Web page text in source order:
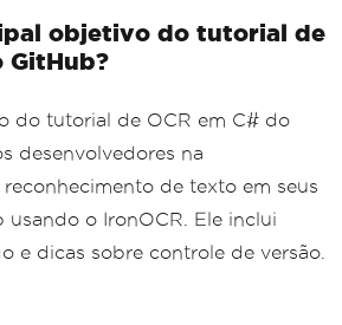
objetivo do tutorial de
GitHub?
do tutorial de OCR em C# do
desenvolvedores na
de texto em seus
o IronOCR. Ele inclui
e dicas sobre controle de versão.